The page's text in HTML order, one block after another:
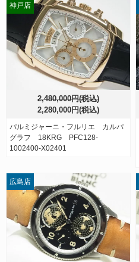
2,480,000円(税込)
2,280,000円(税込)
パルミジャーニ・フルリエ カルパ
グラフ 18KRG PFC128-
1002400-X02401
神戸店
広島店